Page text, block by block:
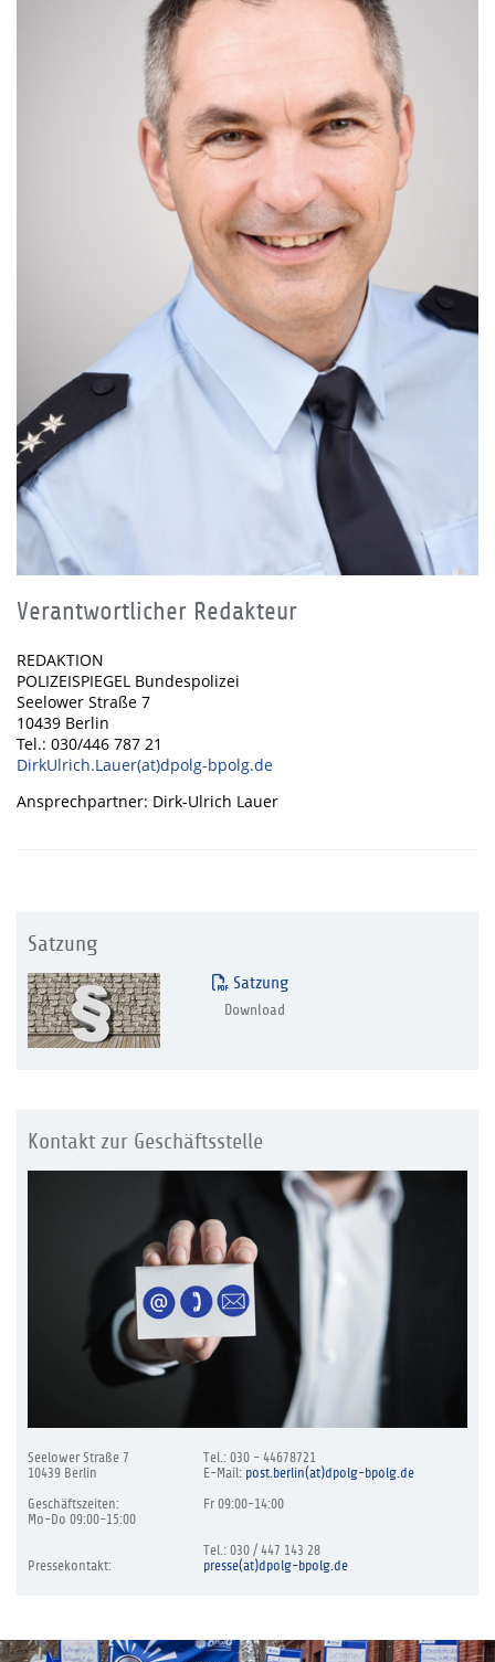
Verantwortlicher Redakteur
REDAKTION
POLIZEISPIEGEL Bundespolizei
Seelower Straße 7
10439 Berlin
Tel.: 030/446 787 21
DirkUlrich.Lauer(at)dpolg-bpolg.de
Ansprechpartner: Dirk-Ulrich Lauer
Satzung
Satzung
Download
Kontakt zur Geschäftsstelle
Seelower Straße 7
10439 Berlin
Geschäftszeiten:
Mo-Do 09:00-15:00
Pressekontakt:
Tel.: 030 - 44678721
E-Mail: post.berlin(at)dpolg-bpolg.de
Fr 09:00-14:00
Tel.: 030 / 447 143 28
presse(at)dpolg-bpolg.de